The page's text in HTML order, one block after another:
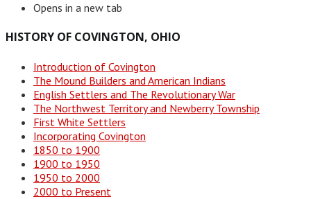
Opens in a new tab
HISTORY OF COVINGTON, OHIO
Introduction of Covington
The Mound Builders and American Indians
English Settlers and The Revolutionary War
The Northwest Territory and Newberry Township
First White Settlers
Incorporating Covington
1850 to 1900
1900 to 1950
1950 to 2000
2000 to Present